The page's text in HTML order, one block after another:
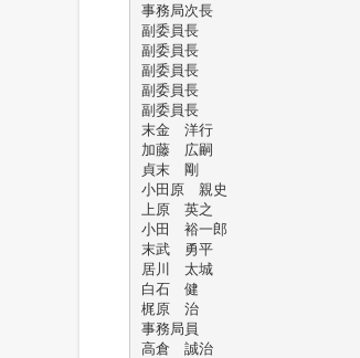
事務局次長
副委員長
副委員長
副委員長
副委員長
副委員長
末金 洋行
加藤 広嗣
貞末 剛
小田原 親史
上原 英之
小田 裕一郎
末武 勇平
居川 太城
白石 健
梶原 治
事務局員
高倉 誠治